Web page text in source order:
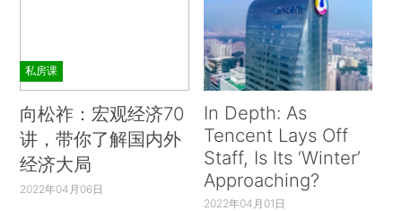
私房课
向松祚：宏观经济70
讲，带你了解国内外
经济大局
2022年04月06日
In Depth: As
Tencent Lays Off
Staff, Is Its ‘Winter’
Approaching?
2022年04月01日